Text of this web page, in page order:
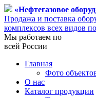
«Нефтегазовое
Продажа и поставка
комплексов всех видов
Мы работаем по
всей России
Главная
Фото
О нас
Каталог продукции